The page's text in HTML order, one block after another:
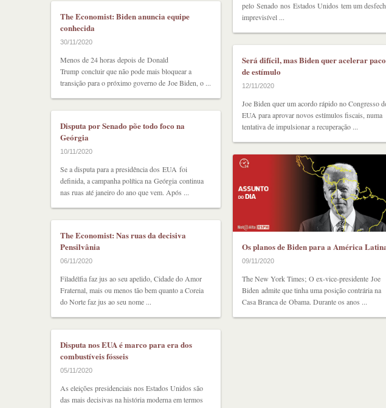
pelo Senado nos Estados Unidos tem um
imprevisível ...
The Economist: Biden anuncia equipe
conhecida
30/11/2020
Menos de 24 horas depois de Donald
Trump concluir que não pode mais bloquear a
transição para o próximo governo de Joe Biden, o ...
Será difícil, mas Biden quer acelerar
de estímulo
12/11/2020
Joe Biden quer um acordo rápido no Congresso
EUA para aprovar novos estímulos fiscais, numa
tentativa de impulsionar a recuperação ...
Disputa por Senado põe todo foco na
Geórgia
10/11/2020
Se a disputa para a presidência dos EUA foi
definida, a campanha política na Geórgia continua
nas ruas até janeiro do ano que vem. Após ...
Os planos de Biden para a América
09/11/2020
The New York Times; O ex-vice-presidente Joe
Biden admite que tinha uma posição contrária na
Casa Branca de Obama. Durante os anos ...
The Economist: Nas ruas da decisiva
Pensilvânia
06/11/2020
Filadélfia faz jus ao seu apelido, Cidade do Amor
Fraternal, mais ou menos tão bem quanto a Coreia
do Norte faz jus ao seu nome ...
Disputa nos EUA é marco para era dos
combustíveis fósseis
05/11/2020
As eleições presidenciais nos Estados Unidos são
das mais decisivas na história moderna em termos